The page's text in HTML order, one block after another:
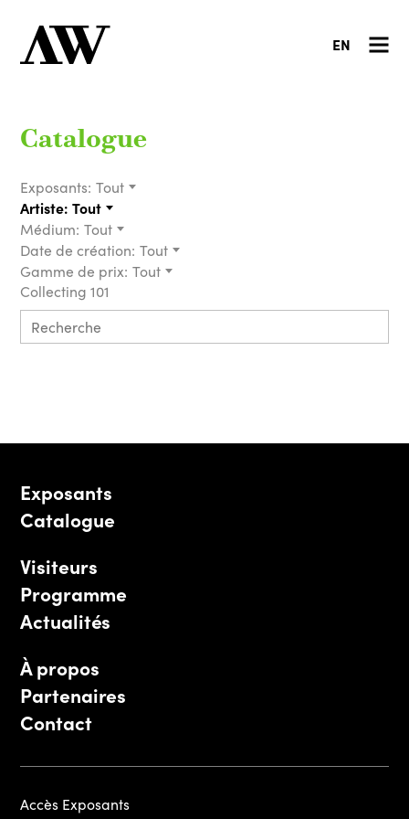
EN
Catalogue
Exposants: Tout
Artiste: Tout
Médium: Tout
Date de création: Tout
Gamme de prix: Tout
Collecting 101
Exposants
Catalogue
Visiteurs
Programme
Actualités
À propos
Partenaires
Contact
Accès Exposants